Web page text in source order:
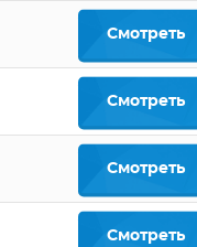
Смотреть
Смотреть
Смотреть
Смотреть